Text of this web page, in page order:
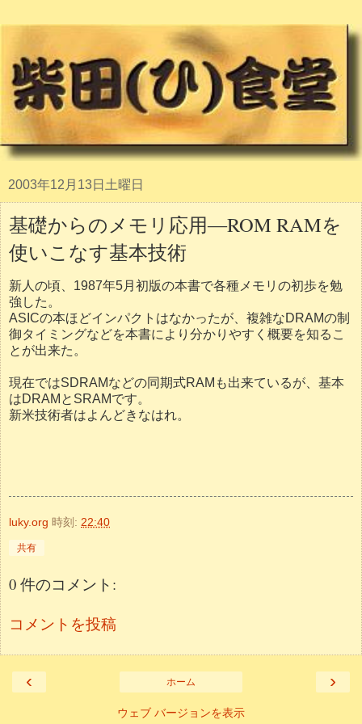
2003年12月13日土曜日
基礎からのメモリ応用―ROM RAMを
使いこなす基本技術
新人の頃、1987年5月初版の本書で各種メモリの初歩を勉
強した。
ASICの本ほどインパクトはなかったが、複雑なDRAMの制
御タイミングなどを本書により分かりやすく概要を知るこ
とが出来た。
現在ではSDRAMなどの同期式RAMも出来ているが、基本
はDRAMとSRAMです。
新米技術者はよんどきなはれ。
luky.org 時刻: 22:40
共有
0 件のコメント:
コメントを投稿
‹ ›
ホーム
ウェブ バージョンを表示